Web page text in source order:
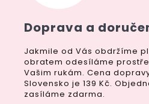
Doprava a
Jakmile od Vás obdržíme
obratem odesíláme
Vašim rukám. Cena
Slovensko je 139 Kč.
zasíláme zdarma.